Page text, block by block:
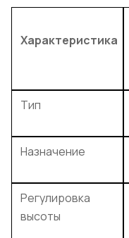
Характеристика
Тип
Назначение
Регулировка
высоты